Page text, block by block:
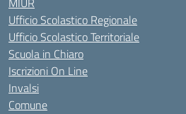
Ufficio Scolastico Regionale
Ufficio Scolastico Territoriale
Scuola in Chiaro
Iscrizioni On Line
Invalsi
Comune